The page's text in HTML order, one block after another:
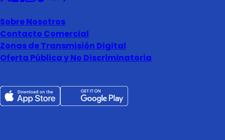
Sobre Nosotros
Contacto Comercial
Zonas de Transmisión Digital
Oferta Pública y No Discriminatoria